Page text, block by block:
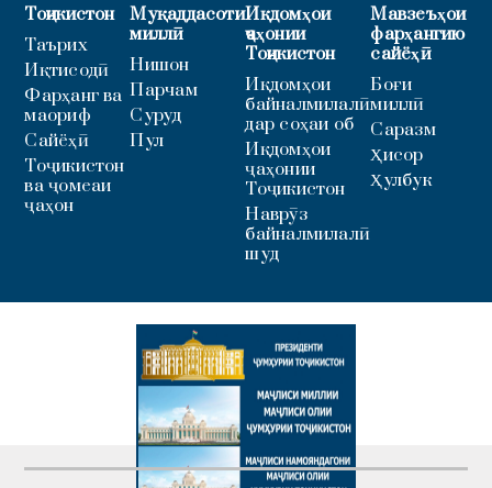
Тоҷикистон
Таърих
Иқтисодӣ
Фарҳанг ва
маориф
Сайёҳӣ
Тоҷикистон
ва ҷомеаи
ҷаҳон
Муқаддасоти
миллӣ
Нишон
Парчам
Суруд
Пул
Иқдомҳои
ҷаҳонии
Тоҷикистон
Иқдомҳои
байналмилалӣ
дар соҳаи об
Иқдомҳои
ҷаҳонии
Тоҷикистон
Наврӯз
байналмилалӣ
шуд
Мавзеъҳои
фарҳангию
сайёҳӣ
Боғи
миллӣ
Саразм
Ҳисор
Ҳулбук